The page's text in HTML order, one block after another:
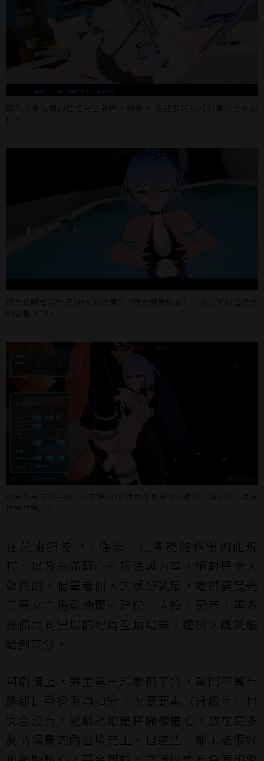
在黃油領域中，僅靠一社團就能作出如此規
模、以及充滿野心的玩法與內容，絕對是令人
敬佩的。但筆者個人的感想就是，遊戲要是光
只賣女主角愛迪爾的建模、人設、配音，再多
幾個共同出場的配角互動場景，遊戲大概就能
給到高分。
可劇情上，男主第一印象扣了分，戰鬥不算有
趣卻比重過重再扣分，次要要素（升級等）也
完全沒有。遊戲恐怕是將開發重心，放在更多
劇情場景的內容填充上。但這些，都未能很好